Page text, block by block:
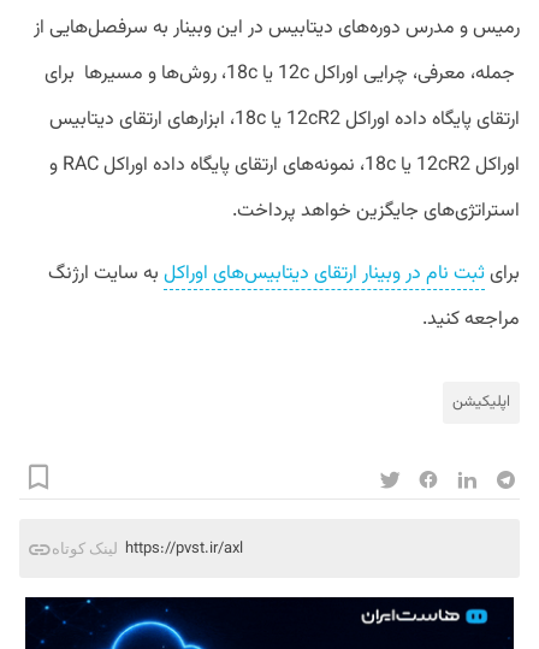
رمیس و مدرس دوره‌های دیتابیس در این وبینار به سرفصل‌هایی از
جمله، معرفی، چرایی اوراکل 12c یا 18c، روش‌ها و مسیرها برای
ارتقای پایگاه داده اوراکل 12cR2 یا 18c، ابزارهای ارتقای دیتابیس
اوراکل 12cR2 یا 18c، نمونه‌های ارتقای پایگاه داده اوراکل RAC و
استراتژی‌های جایگزین خواهد پرداخت.
برایثبت نام در وبینار ارتقای دیتابیس‌های اوراکل به سایت ارژنگ
مراجعه کنید.
اپلیکیشن
لینک کوتاه https://pvst.ir/axl